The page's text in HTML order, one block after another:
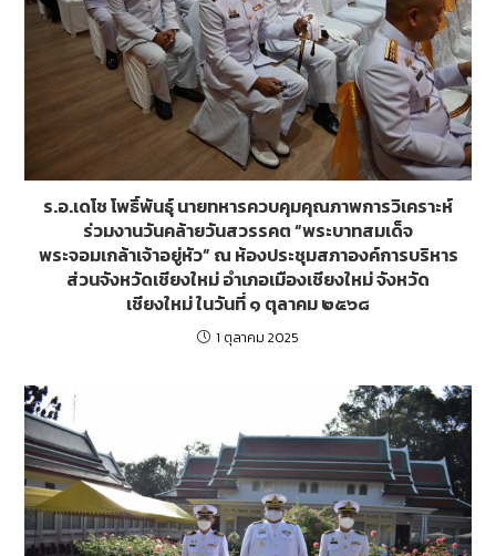
ร.อ.เดโช โพธิ์พันธุ์ นายทหารควบคุมคุณภาพการวิเคราะห์
ร่วมงานวันคล้ายวันสวรรคต “พระบาทสมเด็จ
พระจอมเกล้าเจ้าอยู่หัว” ณ ห้องประชุมสภาองค์การบริหาร
ส่วนจังหวัดเชียงใหม่ อำเภอเมืองเชียงใหม่ จังหวัด
เชียงใหม่ ในวันที่ ๑ ตุลาคม ๒๕๖๘
1 ตุลาคม 2025